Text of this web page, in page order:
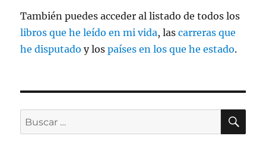
También puedes acceder al listado de todos los
libros que he leído en mi vida, lascarreras que
he disputado y lospaíses en los que he estado.
Buscar
por: